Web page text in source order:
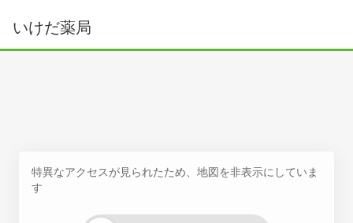
いけだ薬局
特異なアクセスが見られたため、地図を非表示にしていま
す